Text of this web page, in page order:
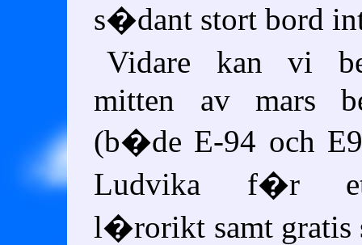
s�dant stort bord
Vidare kan vi
mitten av mars
(b�de E-94 och
Ludvika f�r
l�rorikt samt gratis